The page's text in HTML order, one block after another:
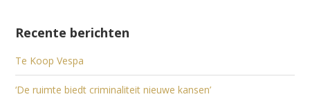
Recente berichten
Te Koop Vespa
‘De ruimte biedt criminaliteit nieuwe kansen’